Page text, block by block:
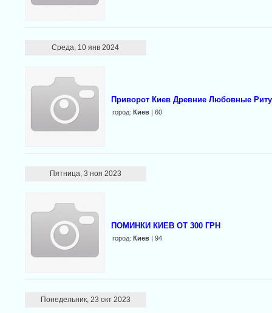
Среда, 10 янв 2024
Приворот Киев Древние Любовные
город: Киев| 60
Пятница, 3 ноя 2023
ПОМИНКИ КИЕВ ОТ 300 ГРН
город: Киев| 94
Понедельник, 23 окт 2023